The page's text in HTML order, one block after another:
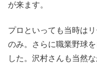
が来ます。
プロといっても当時は
のみ。さらに職業野球
した。沢村さんも当然